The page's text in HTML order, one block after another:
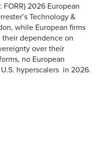
FORR) 2026 European
Technology &
while European firms
dependence on
over their
no European
hyperscalers in 2026.